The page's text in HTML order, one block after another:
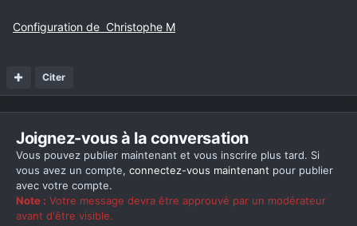
Configuration de Christophe M
Citer
Joignez-vous à la conversation
Vous pouvez publier maintenant et vous inscrire plus tard. Si
vous avez un compte, connectez-vous maintenant pour publier
avec votre compte.
Note : Votre message devra être approuvé par un modérateur
avant d'être visible.